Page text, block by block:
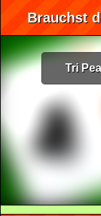
Brauchst
Tri